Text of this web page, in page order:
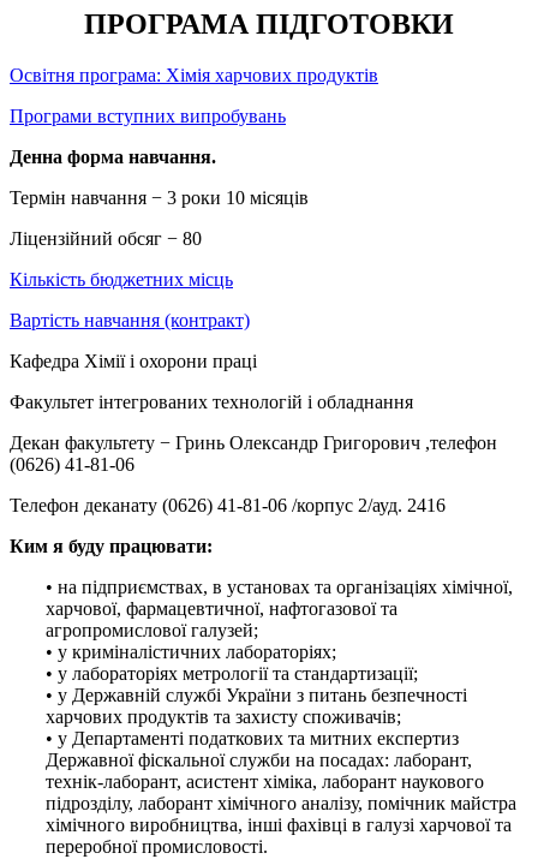
ПРОГРАМА ПІДГОТОВКИ
Освітня програма: Хімія харчових продуктів
Програми вступних випробувань
Денна форма навчання.
Термін навчання − 3 роки 10 місяців
Ліцензійний обсяг − 80
Кількість бюджетних місць
Вартість навчання (контракт)
Кафедра Хімії і охорони праці
Факультет інтегрованих технологій і обладнання
Декан факультету − Гринь Олександр Григорович ,телефон
(0626) 41-81-06
Телефон деканату (0626) 41-81-06 /корпус 2/ауд. 2416
Ким я буду працювати:
• на підприємствах, в установах та організаціях хімічної,
харчової, фармацевтичної, нафтогазової та
агропромислової галузей;
• у криміналістичних лабораторіях;
• у лабораторіях метрології та стандартизації;
• у Державній службі України з питань безпечності
харчових продуктів та захисту споживачів;
• у Департаменті податкових та митних експертиз
Державної фіскальної служби на посадах: лаборант,
технік-лаборант, асистент хіміка, лаборант наукового
підрозділу, лаборант хімічного аналізу, помічник майстра
хімічного виробництва, інші фахівці в галузі харчової та
переробної промисловості.